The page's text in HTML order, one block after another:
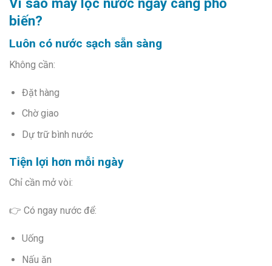
biến?
Luôn có nước sạch sẵn sàng
Không cần:
Đặt hàng
Chờ giao
Dự trữ bình nước
Tiện lợi hơn mỗi ngày
Chỉ cần mở vòi:
👉 Có ngay nước để:
Uống
Nấu ăn